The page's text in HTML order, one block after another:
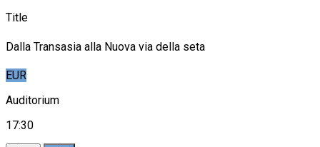
Title
Dalla Transasia alla Nuova via della seta
EUR
Auditorium
17:30